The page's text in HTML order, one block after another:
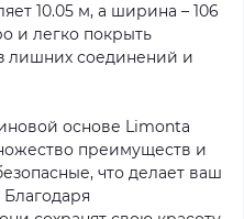
10.05 м, а ширина – 106
и легко покрыть
лишних соединений и
основе Limonta
преимуществ и
что делает ваш